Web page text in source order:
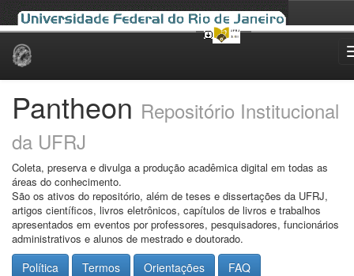
Skip
Pantheon Repositório Institucional
da UFRJ
Coleta, preserva e divulga a produção acadêmica digital em todas as
áreas do conhecimento.
São os ativos do repositório, além de teses e dissertações da UFRJ,
artigos científicos, livros eletrônicos, capítulos de livros e trabalhos
apresentados em eventos por professores, pesquisadores, funcionários
administrativos e alunos de mestrado e doutorado.
Política Termos Orientações FAQ